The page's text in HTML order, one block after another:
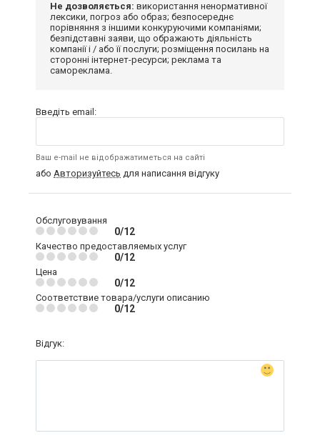
Не дозволяється: використання ненормативної
лексики, погроз або образ; безпосереднє
порівняння з іншими конкуруючими компаніями;
безпідставні заяви, що ображають діяльність
компанії і / або її послуги; розміщення посилань на
сторонні інтернет-ресурси; реклама та
самореклама.
Введіть email:
Ваш e-mail не відображатиметься на сайті
або Авторизуйтесь для написання відгуку
Обслуговування
0/12
Качество предоставляемых услуг
0/12
Цена
0/12
Соответствие товара/услуги описанию
0/12
Відгук: